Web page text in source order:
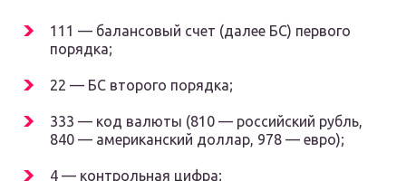
111 — балансовый счет (далее БС) первого
порядка;
22 — БС второго порядка;
333 — код валюты (810 — российский рубль,
840 — американский доллар, 978 — евро);
4 — контрольная цифра;